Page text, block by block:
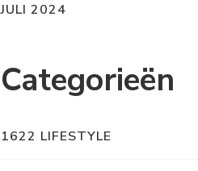
JULI 2024
Categorieën
1622 LIFESTYLE